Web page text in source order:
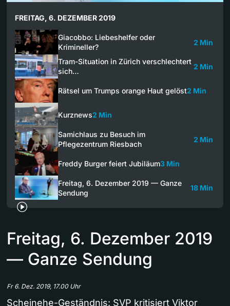
FREITAG, 6. DEZEMBER 2019
Giacobbo: Liebeshelfer oder
Krimineller?
2 Min
Tram-Situation in Zürich verschlechtert
sich…
2 Min
Rätsel um Trumps orange Haut gelöst2 Min
Kurznews2 Min
Samichlaus zu Besuch im
Pflegezentrum Riesbach
2 Min
Freddy Burger feiert Jubiläum3 Min
Freitag, 6. Dezember 2019 — Ganze
Sendung
18 Min
Freitag, 6. Dezember 2019
— Ganze Sendung
Fr 6. Dez. 2019, 17.00 Uhr
Scheinehe-Geständnis: SVP kritisiert Viktor